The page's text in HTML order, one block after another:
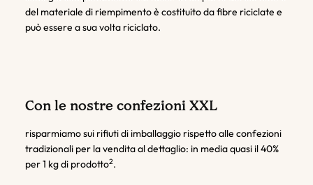
del materiale di riempimento è costituito da fibre riciclate e
può essere a sua volta riciclato.
Con le nostre confezioni XXL
risparmiamo sui rifiuti di imballaggio rispetto alle confezioni
tradizionali per la vendita al dettaglio: in media quasi il 40%
per 1 kg di prodotto2.